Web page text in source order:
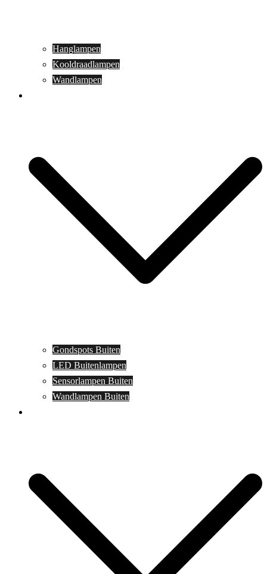
Hanglampen
Kooldraadlampen
Wandlampen
Gondspots Buiten
LED Buitenlampen
Sensorlampen Buiten
Wandlampen Buiten